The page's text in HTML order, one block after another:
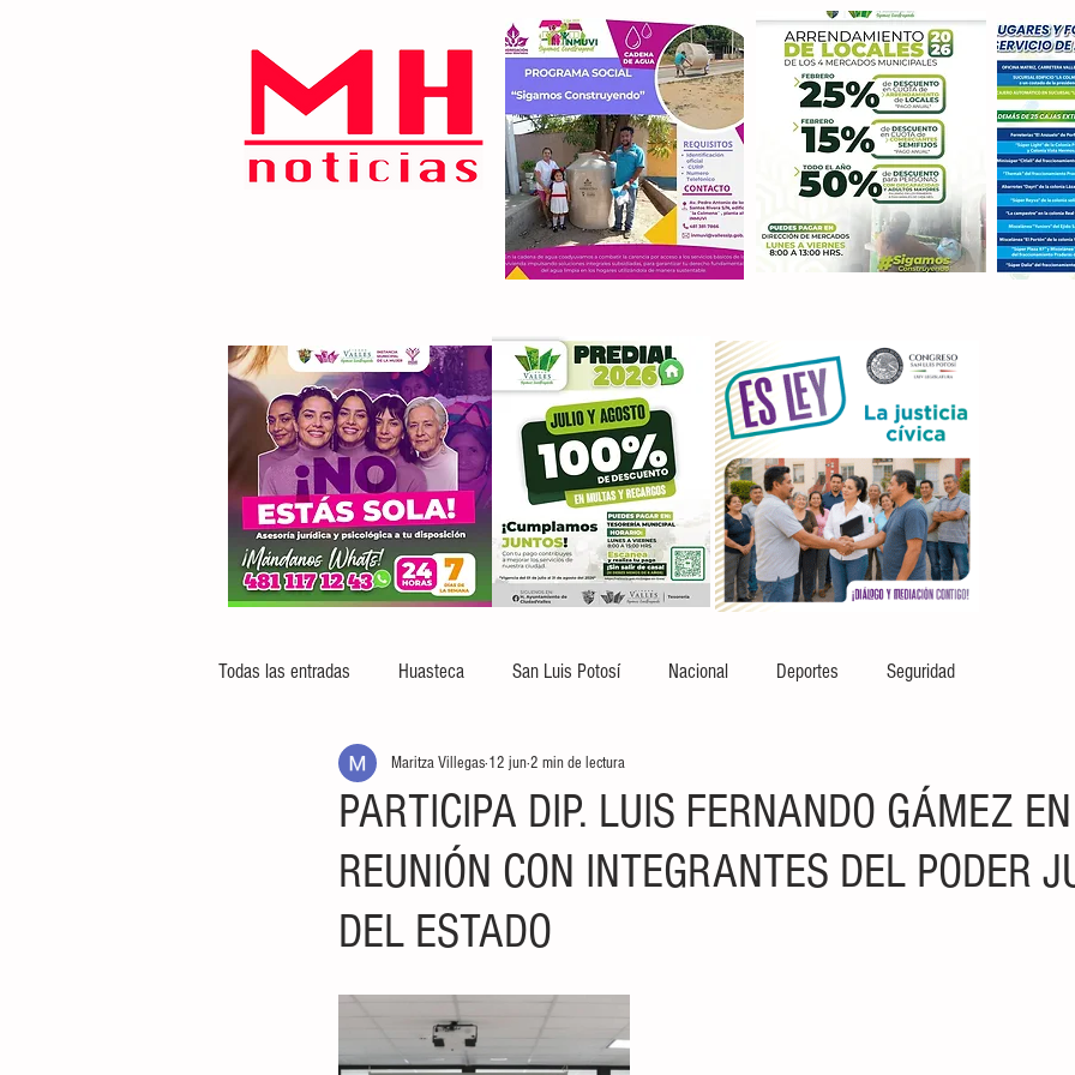
Todas las entradas Huasteca San Luis Potosí Nacional Deportes Seguridad
PARTICIPA DIP. LUIS FERNANDO GÁMEZ EN
REUNIÓN CON INTEGRANTES DEL PODER
DEL ESTADO
Maritza Villegas 12 jun2 min de lectura